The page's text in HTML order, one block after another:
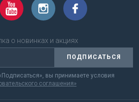
о новинках и акциях
ПОДПИСАТЬСЯ
вы принимаете условия
соглашения»